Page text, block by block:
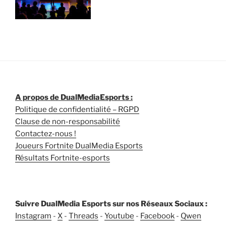
A propos de DualMediaEsports :
Politique de confidentialité – RGPD
Clause de non-responsabilité
Contactez-nous !
Joueurs Fortnite DualMedia Esports
Résultats Fortnite-esports
Suivre DualMedia Esports sur nos Réseaux Sociaux :
Instagram - X - Threads - Youtube - Facebook - Qwen